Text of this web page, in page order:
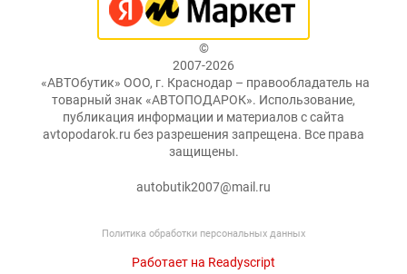
©
2007-2026
«АВТОбутик» ООО, г. Краснодар – правообладатель на
товарный знак «АВТОПОДАРОК». Использование,
публикация информации и материалов с сайта
avtopodarok.ru без разрешения запрещена. Все права
защищены.
autobutik2007@mail.ru
Политика обработки персональных данных
Работает на Readyscript